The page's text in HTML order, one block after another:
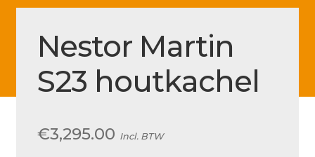
Klantenservice
Betaalmethode
Nestor Martin
S23 houtkachel
€3,295.00 Incl. BTW